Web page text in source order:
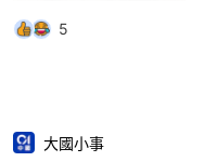
5
大國小事